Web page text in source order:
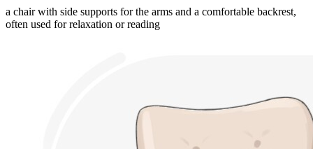
a chair with side supports for the arms and a comfortable backrest,
often used for relaxation or reading